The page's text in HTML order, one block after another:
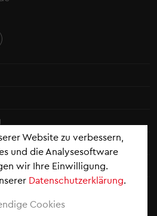
Website zu verbessern,
und die Analysesoftware
wir Ihre Einwilligung.
Datenschutzerklärung.
Cookies